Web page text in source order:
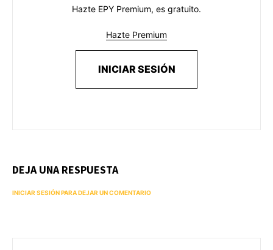
Hazte EPY Premium, es gratuito.
Hazte Premium
INICIAR SESIÓN
DEJA UNA RESPUESTA
INICIAR SESIÓN PARA DEJAR UN COMENTARIO